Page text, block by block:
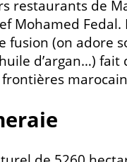
restaurants de
Mohamed
fusion (on adore
d’argan…)